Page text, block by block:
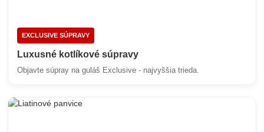
EXCLUSIVE SÚPRAVY
Luxusné kotlíkové súpravy
Objavte súpray na guláš Exclusive - najvyššia trieda.